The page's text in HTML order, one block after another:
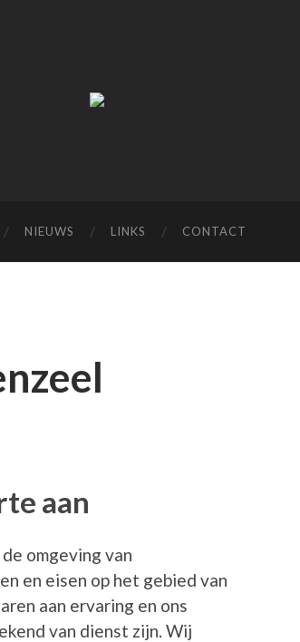
NIEUWS LINKS CONTACT
aan
omgeving van
en eisen op het gebied van
aan ervaring en ons
van dienst zijn. Wij